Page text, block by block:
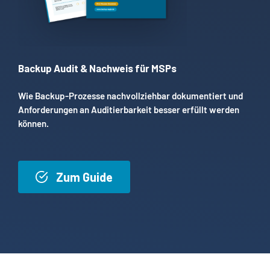
Backup Audit & Nachweis für MSPs
Wie Backup-Prozesse nachvollziehbar dokumentiert und
Anforderungen an Auditierbarkeit besser erfüllt werden
können.
Zum Guide